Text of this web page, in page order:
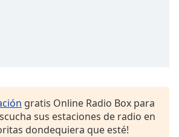
gratis Online Radio Box para
sus estaciones de radio en
dondequiera que esté!